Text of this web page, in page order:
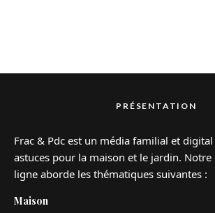
PRÉSENTATION
Frac & Pdc est un média familial et
astuces pour la maison et le jardin. Notre
ligne aborde les thématiques suivantes :
Maison